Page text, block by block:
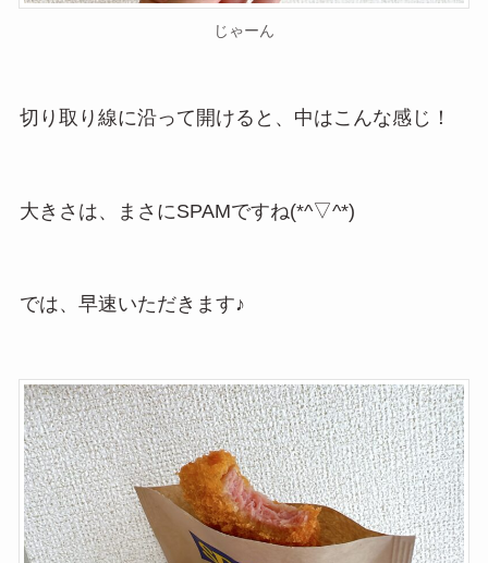
じゃーん
切り取り線に沿って開けると、中はこんな感じ！
大きさは、まさにSPAMですね(*^▽^*)
では、早速いただきます♪